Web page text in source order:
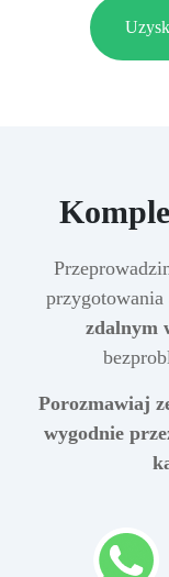
przygotowania
zdalnym
Porozmawiaj
wygodnie